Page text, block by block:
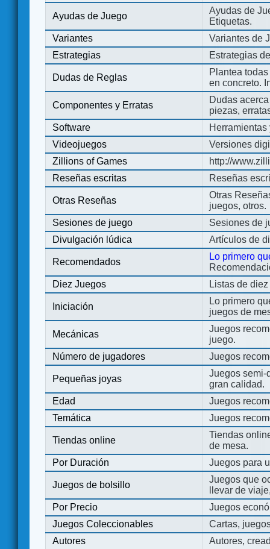
Ayudas de Juego
Ayudas de
Etiquetas.
Variantes
Variantes de
Estrategias
Estrategias
Dudas de Reglas
Plantea
en concreto.
Componentes y Erratas
Dudas
piezas,
Software
Videojuegos
Versiones
Zillions of Games
http://
Reseñas escritas
Reseñas
Otras Reseñas
Otras
juegos, otros.
Sesiones de juego
Sesiones de
Divulgación lúdica
Artículos de
Recomendados
Lo primero
Diez Juegos
Listas de
Iniciación
Lo primero
juegos de
Mecánicas
Juegos
juego.
Número de jugadores
Juegos
Pequeñas joyas
Juegos semi-
gran calidad.
Edad
Juegos
Temática
Juegos
Tiendas online
Tiendas
de mesa.
Por Duración
Juegos para
Juegos de bolsillo
Juegos que
llevar de
Por Precio
Juegos
Juegos Coleccionables
Cartas,
Autores
Autores,